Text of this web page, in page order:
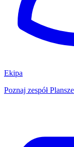
Ekipa
Poznaj zespół